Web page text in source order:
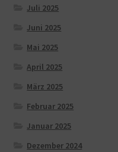
Juli 2025
Juni 2025
Mai 2025
April 2025
März 2025
Februar 2025
Januar 2025
Dezember 2024